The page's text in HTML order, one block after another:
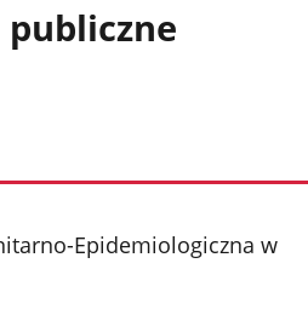
Epidemiologiczna w